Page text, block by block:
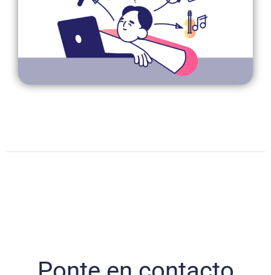
Sitios de interés y aplicaciones
recomendadas
Aprovechamos los recurso disponibles en la red y